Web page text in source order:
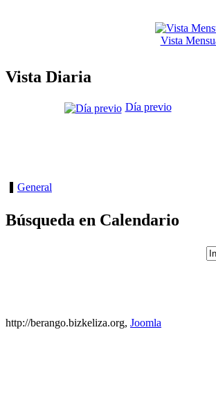
Vista
Vista Diaria
Día previo
General
Búsqueda en Calendario
http://berango.bizkeliza.org, Joomla